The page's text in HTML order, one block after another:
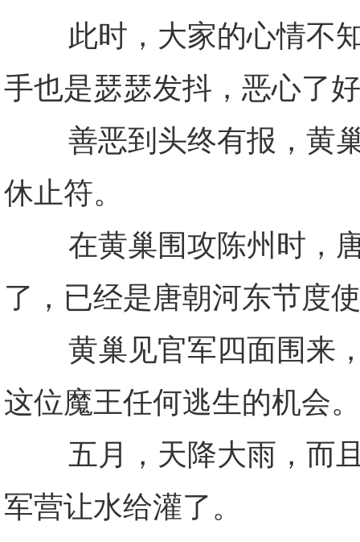
此时，大家的心情不知
手也是瑟瑟发抖，恶心了
善恶到头终有报，黄巢
休止符。
在黄巢围攻陈州时，唐
了，已经是唐朝河东节度
黄巢见官军四面围来，
这位魔王任何逃生的机会。
五月，天降大雨，而且
军营让水给灌了。